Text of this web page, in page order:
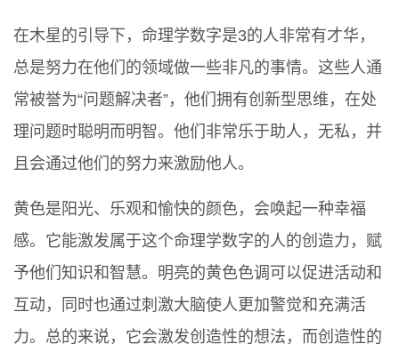
在木星的引导下，命理学数字是3的人非常有才华，
总是努力在他们的领域做一些非凡的事情。这些人通
常被誉为“问题解决者”，他们拥有创新型思维，在处
理问题时聪明而明智。他们非常乐于助人，无私，并
且会通过他们的努力来激励他人。
黄色是阳光、乐观和愉快的颜色，会唤起一种幸福
感。它能激发属于这个命理学数字的人的创造力，赋
予他们知识和智慧。明亮的黄色色调可以促进活动和
互动，同时也通过刺激大脑使人更加警觉和充满活
力。总的来说，它会激发创造性的想法，而创造性的